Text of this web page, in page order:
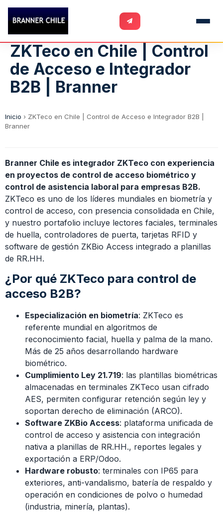
ZKTeco en Chile | Control
de Acceso e Integrador
B2B | Branner
Inicio › ZKTeco en Chile | Control de Acceso e Integrador B2B |
Branner
Branner Chile es integrador ZKTeco con experiencia
en proyectos de control de acceso biométrico y
control de asistencia laboral para empresas B2B.
ZKTeco es uno de los líderes mundiales en biometría y
control de acceso, con presencia consolidada en Chile,
y nuestro portafolio incluye lectores faciales, terminales
de huella, controladores de puerta, tarjetas RFID y
software de gestión ZKBio Access integrado a planillas
de RR.HH.
¿Por qué ZKTeco para control de
acceso B2B?
Especialización en biometría: ZKTeco es
referente mundial en algoritmos de
reconocimiento facial, huella y palma de la mano.
Más de 25 años desarrollando hardware
biométrico.
Cumplimiento Ley 21.719: las plantillas biométricas
almacenadas en terminales ZKTeco usan cifrado
AES, permiten configurar retención según ley y
soportan derecho de eliminación (ARCO).
Software ZKBio Access: plataforma unificada de
control de acceso y asistencia con integración
nativa a planillas de RR.HH., reportes legales y
exportación a ERP/Odoo.
Hardware robusto: terminales con IP65 para
exteriores, anti-vandalismo, batería de respaldo y
operación en condiciones de polvo o humedad
(industria, minería, plantas).